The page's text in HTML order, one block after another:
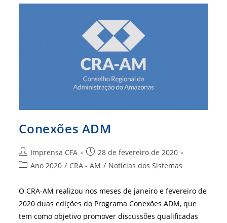
Conexões ADM
Autor
do
Imprensa CFA
Post
publicado:
28 de fevereiro de 2020
Categoria
post:
Ano 2020 / CRA - AM / Notícias dos Sistemas
O CRA-AM realizou nos meses de janeiro e fevereiro de
2020 duas edições do Programa Conexões ADM, que
tem como objetivo promover discussões qualificadas